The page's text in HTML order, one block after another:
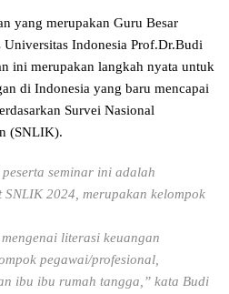
yang merupakan Guru Besar
Indonesia Prof.Dr.Budi
ini merupakan langkah nyata untuk
di Indonesia yang baru mencapai
Survei Nasional
(SNLIK).
seminar ini adalah
SNLIK 2024, merupakan kelompok
literasi keuangan
pegawai/profesional,
ibu ibu rumah tangga,” kata Budi